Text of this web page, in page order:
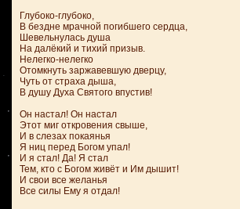
Глубоко-глубоко,
В бездне мрачной погибшего сердца,
Шевельнулась душа
На далёкий и тихий призыв.
Нелегко-нелегко
Отомкнуть заржавевшую дверцу,
Чуть от страха дыша,
В душу Духа Святого впустив!
Он настал! Он настал
Этот миг откровения свыше,
И в слезах покаянья
Я ниц перед Богом упал!
И я стал! Да! Я стал
Тем, кто с Богом живёт и Им дышит!
И свои все желанья
Все силы Ему я отдал!